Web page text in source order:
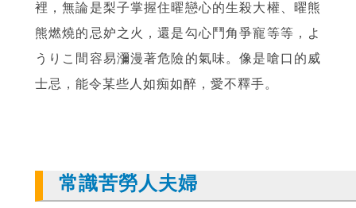
裡，無論是梨子掌握住曜戀心的生殺大權、曜熊
熊燃燒的忌妒之火，還是勾心鬥角爭寵等等，よ
うりこ間容易瀰漫著危險的氣味。像是嗆口的威
士忌，能令某些人如痴如醉，愛不釋手。
常識苦勞人夫婦